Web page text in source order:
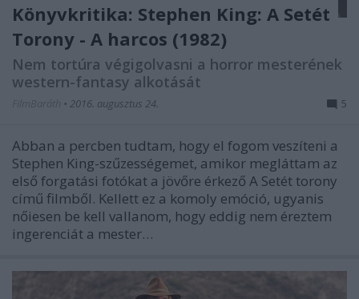
Könyvkritika: Stephen King: A Setét
Torony - A harcos (1982)
Nem tortúra végigolvasni a horror mesterének
western-fantasy alkotását
• 2016. augusztus 24. 5
Abban a percben tudtam, hogy el fogom veszíteni a
Stephen King-szűzességemet, amikor megláttam az
első forgatási fotókat a jövőre érkező A Setét torony
című filmből. Kellett ez a komoly emóció, ugyanis
nőiesen be kell vallanom, hogy eddig nem éreztem
ingerenciát a mester…